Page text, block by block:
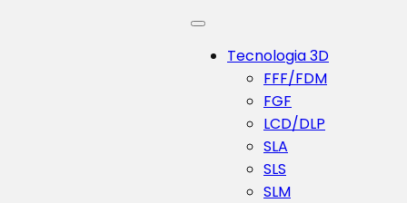
Tecnologia 3D
FFF/FDM
FGF
LCD/DLP
SLA
SLS
SLM